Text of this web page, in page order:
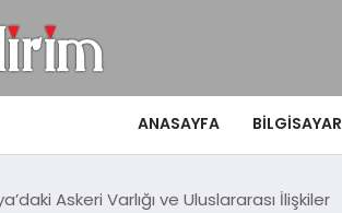
ANASAYFA BILGISAYAR
Askeri Varlığı ve Uluslararası İlişkiler